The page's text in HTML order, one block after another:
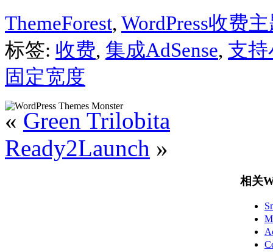
ThemeForest, WordPress收费
标签: 收费, 集成AdSense, 支
固定宽度
« Green Trilobita
Ready2Launch »
相关